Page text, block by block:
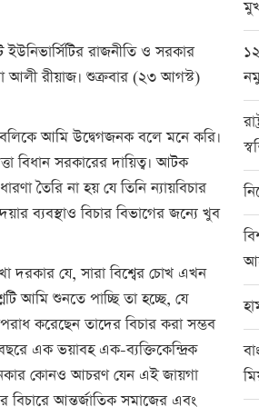
ইউনিভার্সিটির রাজনীতি ও সরকার
আলী রীয়াজ। শুক্রবার (২৩ আগস্ট)
আমি উদ্বেগজনক বলে মনে করি।
বিধান সরকারের দায়িত্ব। আটক
তৈরি না হয় যে তিনি ন্যায়বিচার
ব্যবস্থাও বিচার বিভাগের জন্যে খুব
দরকার যে, সারা বিশ্বের চোখ এখন
আমি শুনতে পাচ্ছি তা হচ্ছে, যে
করেছেন তাদের বিচার করা সম্ভব
এক ভয়াবহ এক-ব্যক্তিকেন্দ্রিক
কোনও আচরণ যেন এই জায়গা
বিচারে আন্তর্জাতিক সমাজের এবং